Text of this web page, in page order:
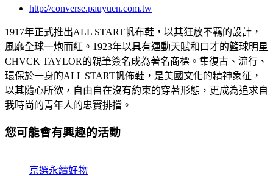
http://converse.pauyuen.com.tw
1917年正式推出ALL START帆布鞋，以其狂放不羈的設計，
風靡全球一炮而紅。1923年以具有運動天賦和口才的籃球明星
CHVCK TAYLOR的親筆簽名成為著名商標。集復古、流行、
環保於一身的ALL START帆佈鞋，是美國文化的精神象征，
以其隨心所欲，自由自在沒有約束的穿著形態，更成為追求自
我時尚的青年人的忠實排擋。
您可能會有興趣的活動
京選永續好物